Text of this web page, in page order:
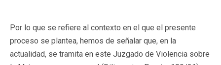
Por lo que se refiere al contexto en el que el presente
proceso se plantea, hemos de señalar que, en la
actualidad, se tramita en este Juzgado de Violencia sobre